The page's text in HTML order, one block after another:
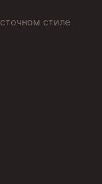
стиле